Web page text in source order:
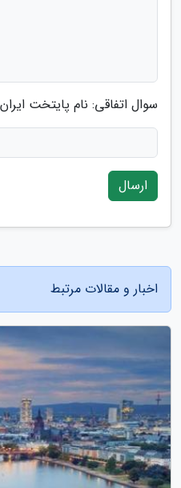
سوال اتفاقی: نام پایتخت
ارسال
اخبار و مقالات مرتبط